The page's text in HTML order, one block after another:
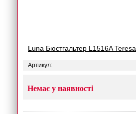
Luna Бюстгальтер L1516A Teresa
Артикул:
Немає у наявності